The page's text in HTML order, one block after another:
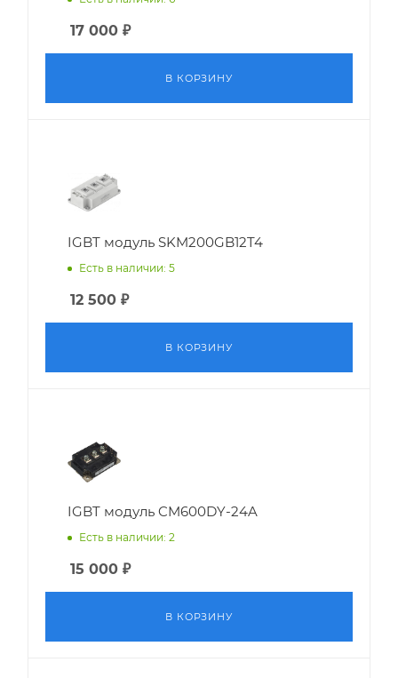
17 000 ₽
В КОРЗИНУ
IGBT модуль SKM200GB12T4
Есть в наличии: 5
12 500 ₽
В КОРЗИНУ
IGBT модуль CM600DY-24A
Есть в наличии: 2
15 000 ₽
В КОРЗИНУ